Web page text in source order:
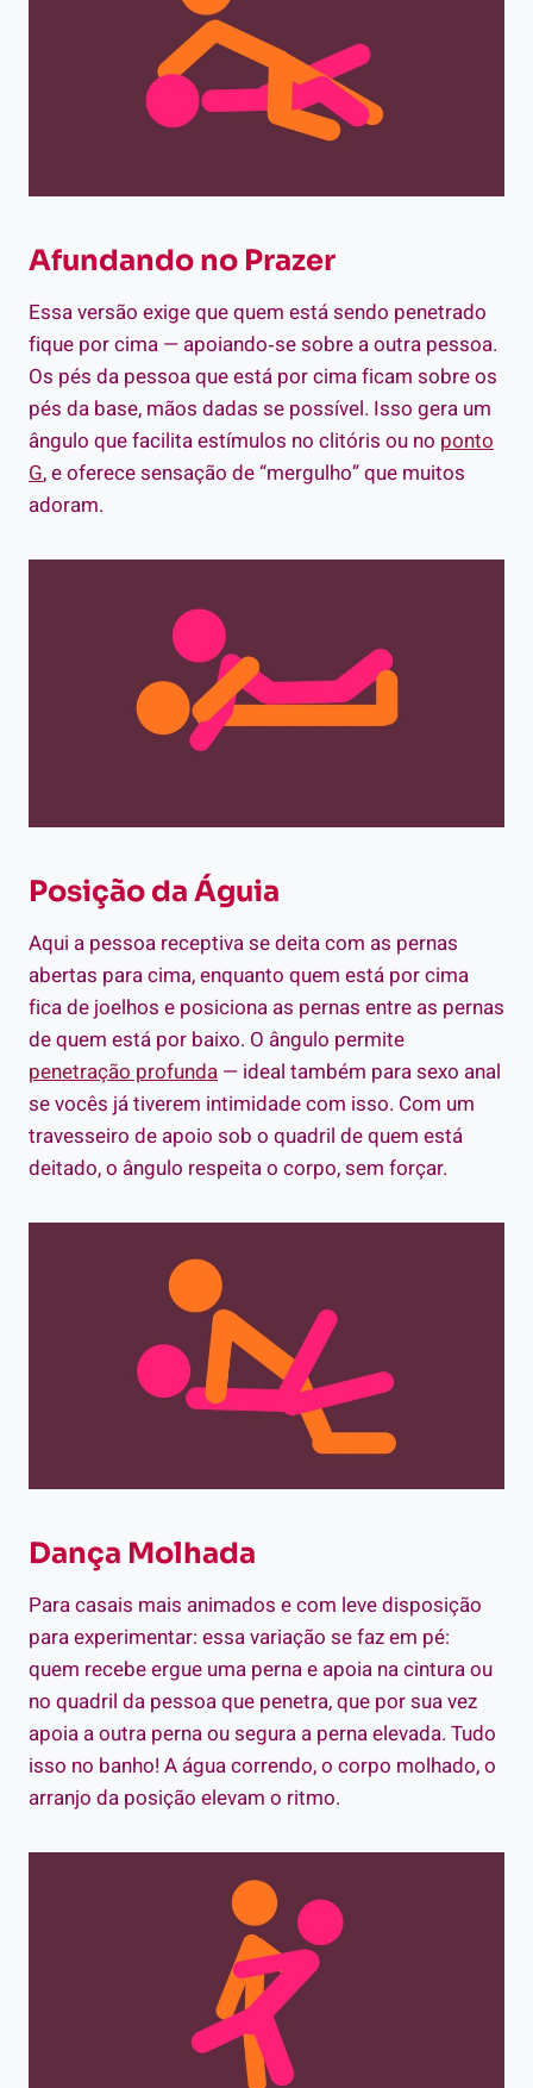
Afundando no Prazer
Essa versão exige que quem está sendo penetrado
fique por cima — apoiando‑se sobre a outra pessoa.
Os pés da pessoa que está por cima ficam sobre os
pés da base, mãos dadas se possível. Isso gera um
ângulo que facilita estímulos no clitóris ou no ponto
G, e oferece sensação de “mergulho” que muitos
adoram.
Posição da Águia
Aqui a pessoa receptiva se deita com as pernas
abertas para cima, enquanto quem está por cima
fica de joelhos e posiciona as pernas entre as pernas
de quem está por baixo. O ângulo permite
penetração profunda — ideal também para sexo anal
se vocês já tiverem intimidade com isso. Com um
travesseiro de apoio sob o quadril de quem está
deitado, o ângulo respeita o corpo, sem forçar.
Dança Molhada
Para casais mais animados e com leve disposição
para experimentar: essa variação se faz em pé:
quem recebe ergue uma perna e apoia na cintura ou
no quadril da pessoa que penetra, que por sua vez
apoia a outra perna ou segura a perna elevada. Tudo
isso no banho! A água correndo, o corpo molhado, o
arranjo da posição elevam o ritmo.